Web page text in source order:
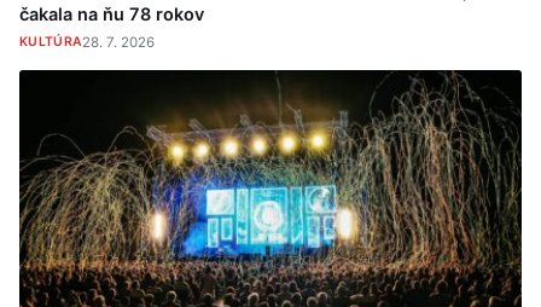
čakala na ňu 78 rokov
KULTÚRA28. 7. 2026